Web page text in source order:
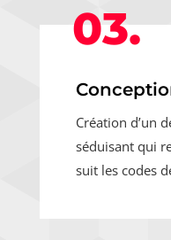
03.
Création d’un
séduisant qui
suit les codes